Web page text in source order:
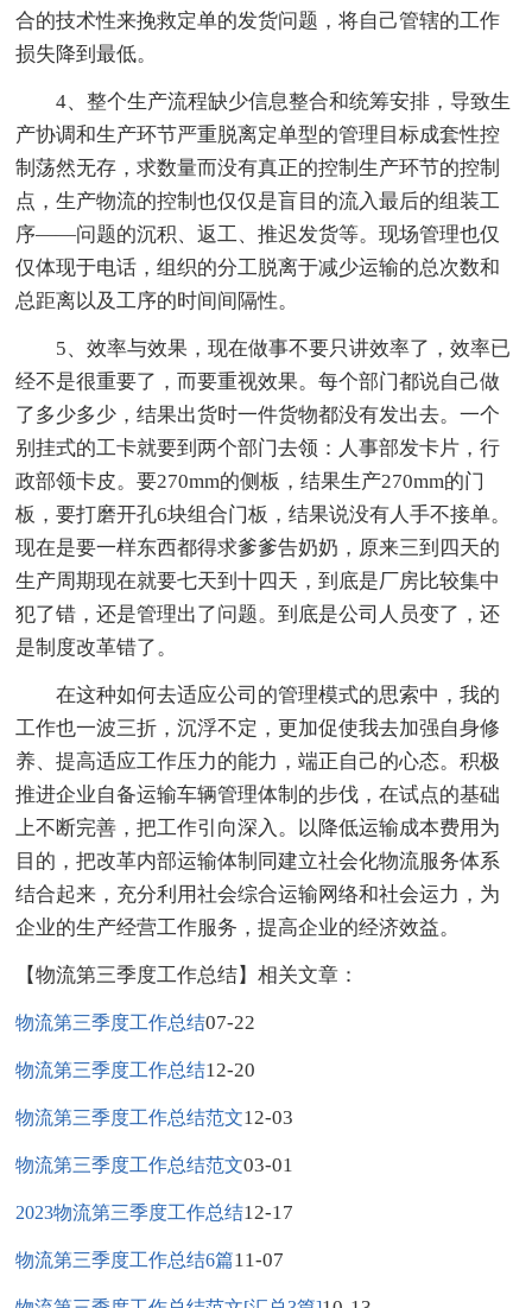
合的技术性来挽救定单的发货问题，将自己管辖的工作
损失降到最低。
4、整个生产流程缺少信息整合和统筹安排，导致生
产协调和生产环节严重脱离定单型的管理目标成套性控
制荡然无存，求数量而没有真正的控制生产环节的控制
点，生产物流的控制也仅仅是盲目的流入最后的组装工
序——问题的沉积、返工、推迟发货等。现场管理也仅
仅体现于电话，组织的分工脱离于减少运输的总次数和
总距离以及工序的时间间隔性。
5、效率与效果，现在做事不要只讲效率了，效率已
经不是很重要了，而要重视效果。每个部门都说自己做
了多少多少，结果出货时一件货物都没有发出去。一个
别挂式的工卡就要到两个部门去领：人事部发卡片，行
政部领卡皮。要270mm的侧板，结果生产270mm的门
板，要打磨开孔6块组合门板，结果说没有人手不接单。
现在是要一样东西都得求爹爹告奶奶，原来三到四天的
生产周期现在就要七天到十四天，到底是厂房比较集中
犯了错，还是管理出了问题。到底是公司人员变了，还
是制度改革错了。
在这种如何去适应公司的管理模式的思索中，我的
工作也一波三折，沉浮不定，更加促使我去加强自身修
养、提高适应工作压力的能力，端正自己的心态。积极
推进企业自备运输车辆管理体制的步伐，在试点的基础
上不断完善，把工作引向深入。以降低运输成本费用为
目的，把改革内部运输体制同建立社会化物流服务体系
结合起来，充分利用社会综合运输网络和社会运力，为
企业的生产经营工作服务，提高企业的经济效益。
【物流第三季度工作总结】相关文章：
物流第三季度工作总结07-22
物流第三季度工作总结12-20
物流第三季度工作总结范文12-03
物流第三季度工作总结范文03-01
2023物流第三季度工作总结12-17
物流第三季度工作总结6篇11-07